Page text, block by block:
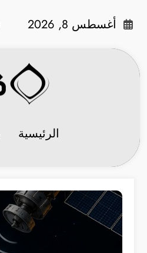
أغسطس 8, 2026
الرئيسية